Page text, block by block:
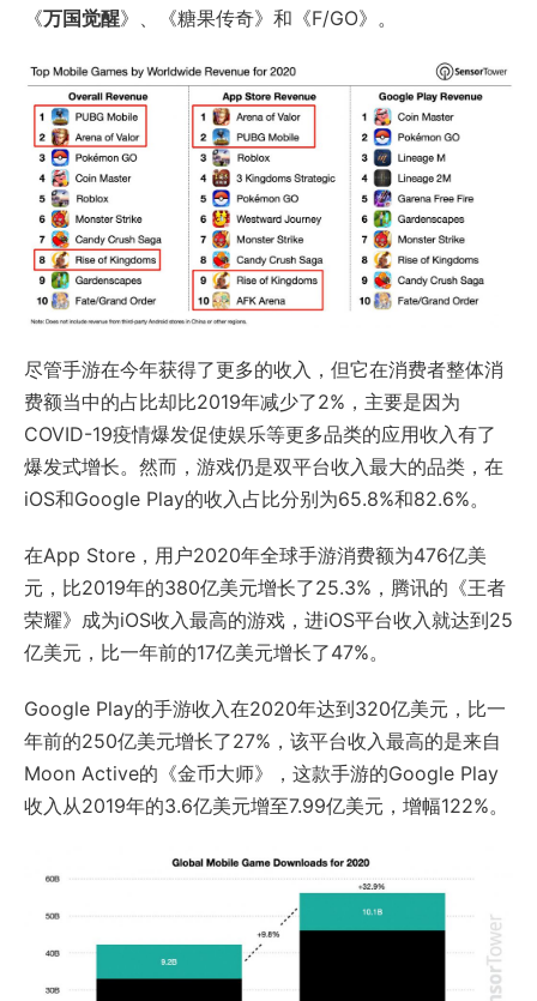
《万国觉醒》、《糖果传奇》和《F/GO》。
尽管手游在今年获得了更多的收入，但它在消费者整体消
费额当中的占比却比2019年减少了2%，主要是因为
COVID-19疫情爆发促使娱乐等更多品类的应用收入有了
爆发式增长。然而，游戏仍是双平台收入最大的品类，在
iOS和Google Play的收入占比分别为65.8%和82.6%。
在App Store，用户2020年全球手游消费额为476亿美
元，比2019年的380亿美元增长了25.3%，腾讯的《王者
荣耀》成为iOS收入最高的游戏，进iOS平台收入就达到25
亿美元，比一年前的17亿美元增长了47%。
Google Play的手游收入在2020年达到320亿美元，比一
年前的250亿美元增长了27%，该平台收入最高的是来自
Moon Active的《金币大师》，这款手游的Google Play
收入从2019年的3.6亿美元增至7.99亿美元，增幅122%。